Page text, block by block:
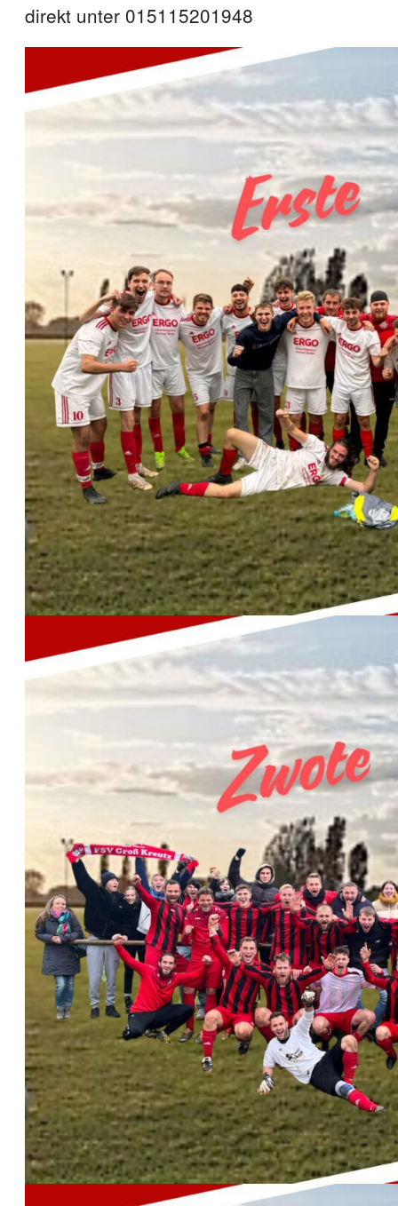
direkt unter 015115201948